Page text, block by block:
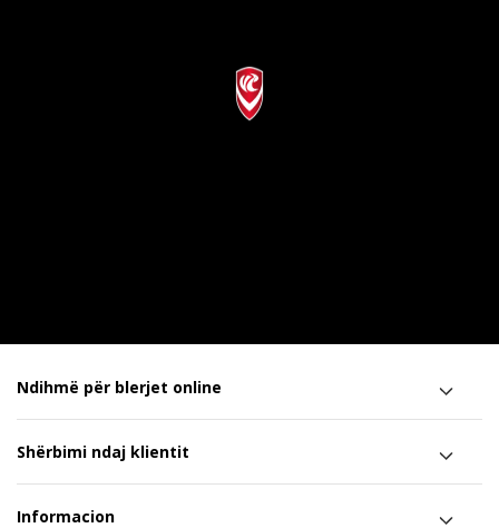
Ndihmë për blerjet online
Shërbimi ndaj klientit
Informacion